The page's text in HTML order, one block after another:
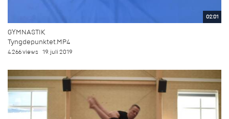
02:01
GYMNASTIK
Tyngdepunktet.MP4
4.266 views 19. juli 2019